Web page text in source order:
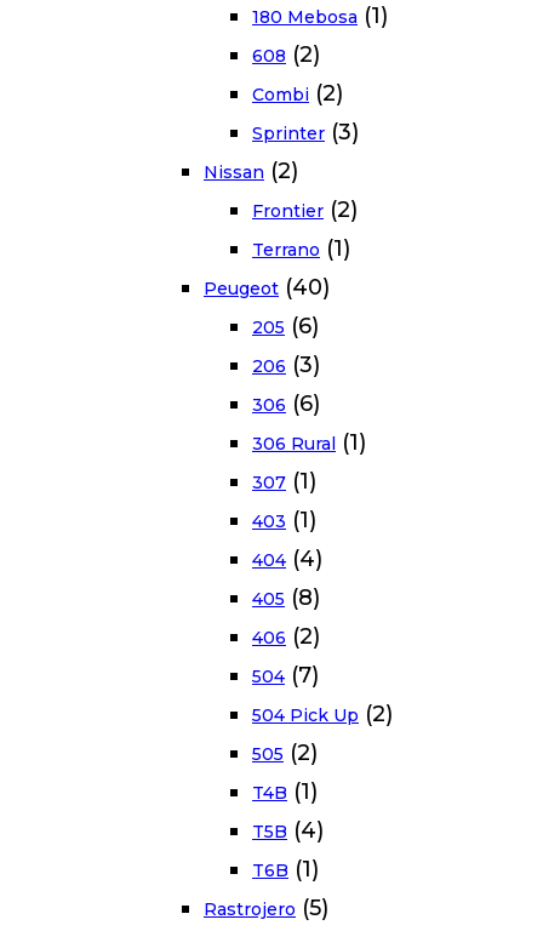
180 Mebosa (1)
608 (2)
Combi (2)
Sprinter (3)
Nissan (2)
Frontier (2)
Terrano (1)
Peugeot (40)
205 (6)
206 (3)
306 (6)
306 Rural (1)
307 (1)
403 (1)
404 (4)
405 (8)
406 (2)
504 (7)
504 Pick Up (2)
505 (2)
T4B (1)
T5B (4)
T6B (1)
Rastrojero (5)